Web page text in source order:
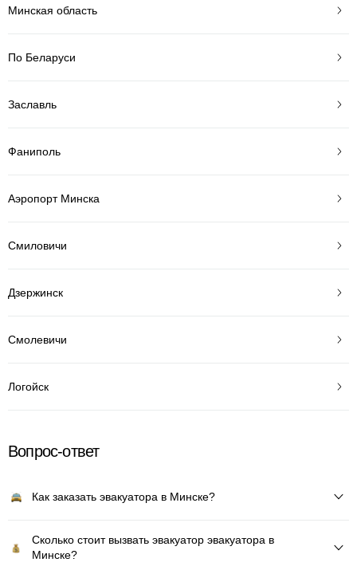
Минская область
По Беларуси
Заславль
Фаниполь
Аэропорт Минска
Смиловичи
Дзержинск
Смолевичи
Логойск
Вопрос-ответ
Как заказать эвакуатора в Минске?
Сколько стоит вызвать эвакуатор эвакуатора в
Минске?